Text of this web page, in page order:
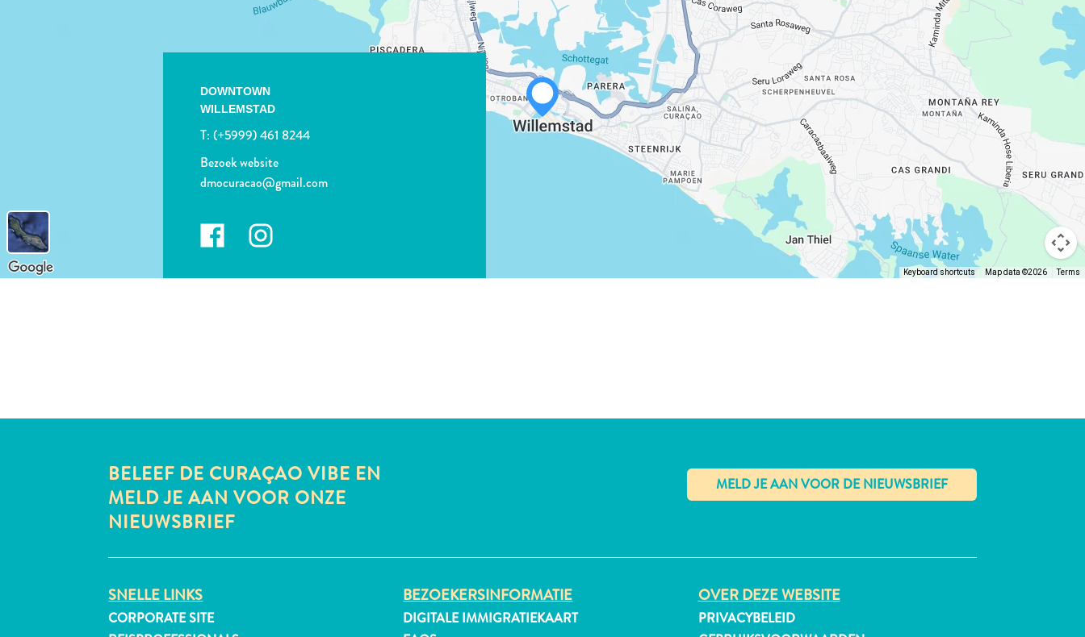
WHATSAPP
DOWNTOWN
WILLEMSTAD
T: (+5999) 461 8244
Bezoek website
dmocuracao@gmail.com
Keyboard shortcuts Map data ©2026 Terms
BELEEF DE CURAÇAO VIBE EN
MELD JE AAN VOOR ONZE
NIEUWSBRIEF
✕
SNELLE LINKS
CORPORATE SITE
BEZOEKERSINFORMATIE
DIGITALE IMMIGRATIEKAART
OVER DEZE WEBSITE
PRIVACYBELEID